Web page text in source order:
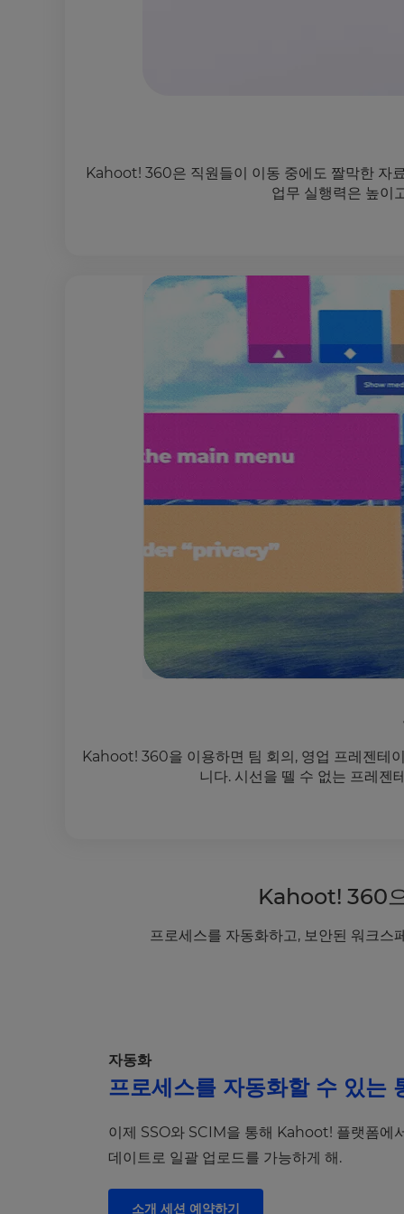
Kahoot! 360은 직원들이 이동 중에도 짤막한 자
업무 실행력은 높이
Kahoot! 360을 이용하면 팀 회의, 영업 프레젠테
니다. 시선을 뗄 수 없는 프레젠
Kahoot! 360
프로세스를 자동화하고, 보안된 워크스
자동화
프로세스를 자동화할 수 있는
이제 SSO와 SCIM을 통해 Kahoot! 플랫폼에
데이트로 일괄 업로드를 가능하게 해.
소개 세션 예약하기